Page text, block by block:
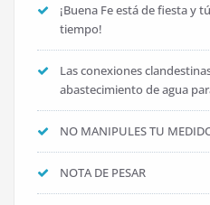
¡Buena Fe está de fiesta y
tiempo!
Las conexiones
abastecimiento de agua
NO MANIPULES TU
NOTA DE PESAR